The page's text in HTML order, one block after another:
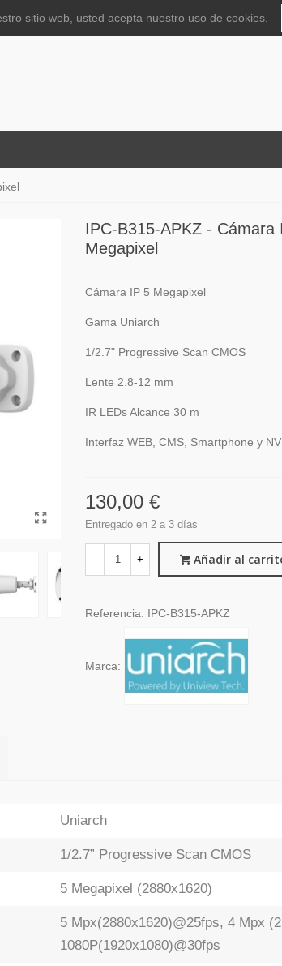
IPC-B315-APKZ - Cámara
Megapixel
Cámara IP 5 Megapixel
Gama Uniarch
1/2.7" Progressive Scan CMOS
Lente 2.8-12 mm
IR LEDs Alcance 30 m
Interfaz WEB, CMS, Smartphone y
130,00 €
Entregado en 2 a 3 días
- + Añadir al
Referencia: IPC-B315-APKZ
Marca:
Uniarch
1/2.7” Progressive Scan CMOS
5 Megapixel (2880x1620)
5 Mpx(2880x1620)@25fps, 4 Mpx
1080P(1920x1080)@30fps
sitio web, usted acepta nuestro uso de cookies.